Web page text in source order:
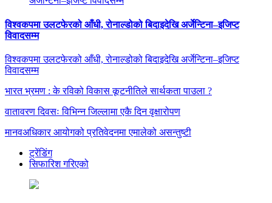
विश्वकपमा उलटफेरको आँधी, रोनाल्डोको बिदाइदेखि अर्जेन्टिना–इजिप्ट
विवादसम्म
विश्वकपमा उलटफेरको आँधी, रोनाल्डोको बिदाइदेखि अर्जेन्टिना–इजिप्ट
विवादसम्म
भारत भ्रमण : के रविको विकास कूटनीतिले सार्थकता पाउला ?
वातावरण दिवसः विभिन्न जिल्लामा एकै दिन वृक्षारोपण
मानवअधिकार आयोगको प्रतिवेदनमा एमालेको असन्तुष्टी
ट्रेंडिंग
सिफारिश गरिएको